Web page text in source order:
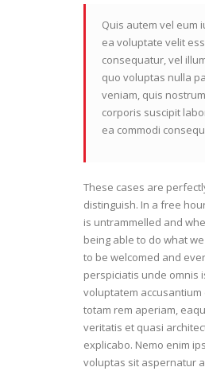
Quis autem vel eum
ea voluptate velit
consequatur, vel
quo voluptas nulla
veniam, quis
corporis suscipit
ea commodi
These cases are
distinguish. In a free
is untrammelled and
being able to do what
to be welcomed and
perspiciatis unde omnis
voluptatem
totam rem aperiam,
veritatis et quasi
explicabo. Nemo enim
voluptas sit aspernatur